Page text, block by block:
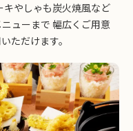
キやしゃも炭火焼風など
ューまで 幅広くご用意
ただけます。